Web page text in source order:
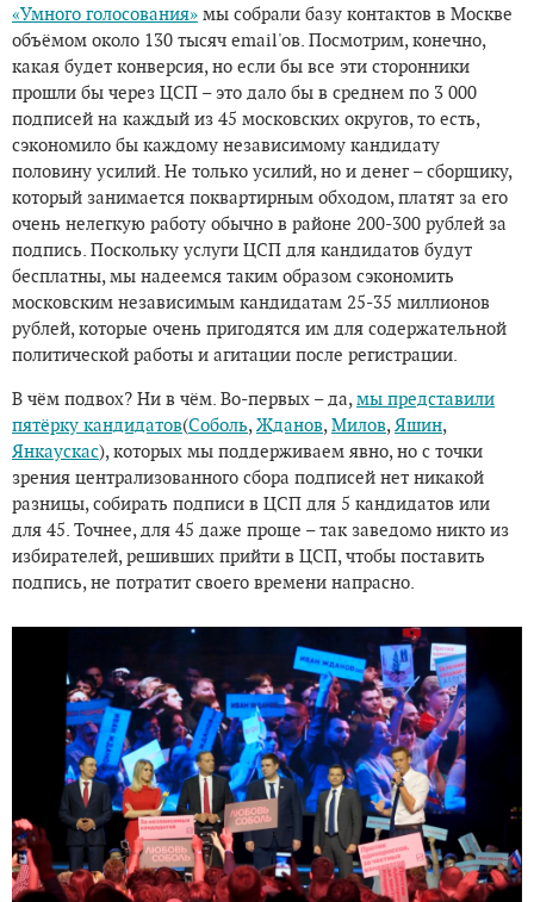
«Умного голосования» мы собрали базу контактов в Москве
объёмом около 130 тысяч email'ов. Посмотрим, конечно,
какая будет конверсия, но если бы все эти сторонники
прошли бы через ЦСП – это дало бы в среднем по 3 000
подписей на каждый из 45 московских округов, то есть,
сэкономило бы каждому независимому кандидату
половину усилий. Не только усилий, но и денег – сборщику,
который занимается поквартирным обходом, платят за его
очень нелегкую работу обычно в районе 200-300 рублей за
подпись. Поскольку услуги ЦСП для кандидатов будут
бесплатны, мы надеемся таким образом сэкономить
московским независимым кандидатам 25-35 миллионов
рублей, которые очень пригодятся им для содержательной
политической работы и агитации после регистрации.
В чём подвох? Ни в чём. Во-первых – да,мы представили
пятёрку кандидатов(Соболь,Жданов,Милов,Яшин,
Янкаускас), которых мы поддерживаем явно, но с точки
зрения централизованного сбора подписей нет никакой
разницы, собирать подписи в ЦСП для 5 кандидатов или
для 45. Точнее, для 45 даже проще – так заведомо никто из
избирателей, решивших прийти в ЦСП, чтобы поставить
подпись, не потратит своего времени напрасно.